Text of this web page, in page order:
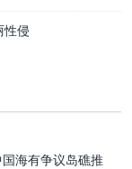
性侵
海有争议岛礁推